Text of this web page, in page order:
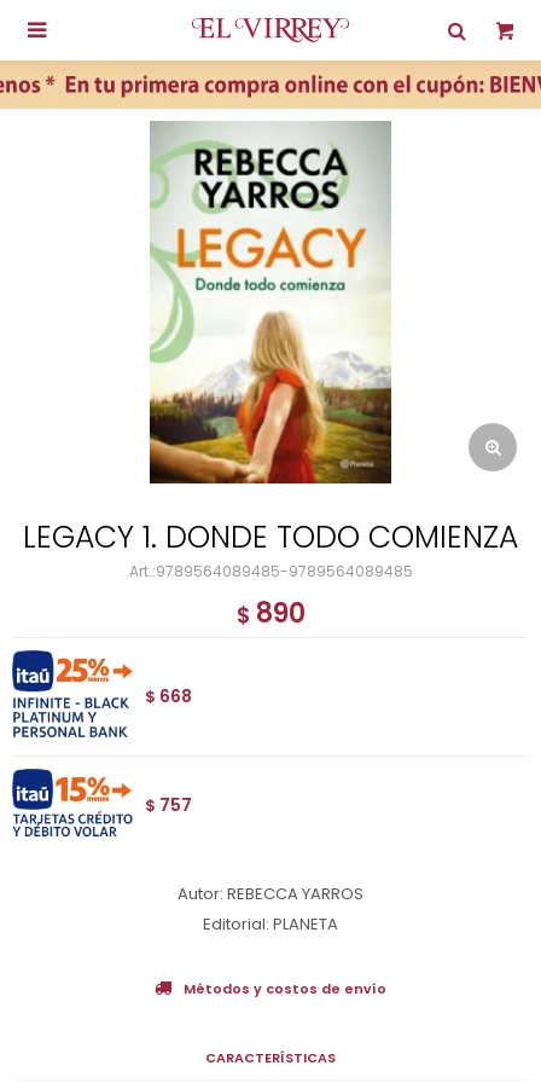

LEGACY 1. DONDE TODO COMIENZA
9789564089485-9789564089485
$ 890
$ 668
$ 757
Autor: REBECCA YARROS
Editorial: PLANETA
Métodos y costos de envío
CARACTERÍSTICAS